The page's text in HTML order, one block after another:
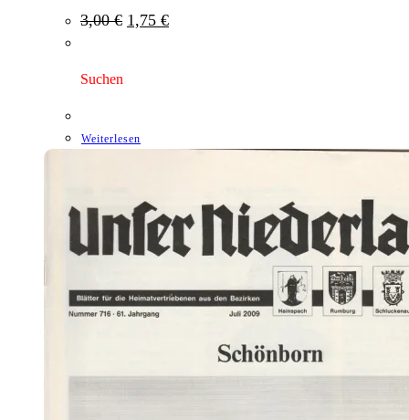
3,00€ Ursprünglicher
Preis
1,75 €Aktueller
Suchen
Weiterlesen